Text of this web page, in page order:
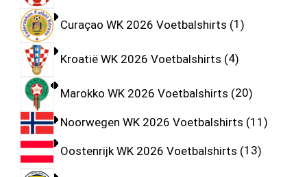
Curaçao WK 2026 Voetbalshirts 1
Kroatië WK 2026 Voetbalshirts 4
Marokko WK 2026 Voetbalshirts 20
Noorwegen WK 2026 Voetbalshirts 11
Oostenrijk WK 2026 Voetbalshirts 13